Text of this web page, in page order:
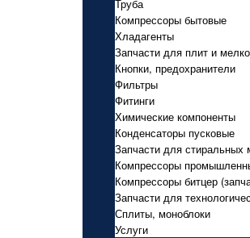
Труба
Компрессоры бытовые
Хладагенты
Запчасти для плит и
Кнопки, предохранители
Фильтры
Фитинги
Химические компоненты
Конденсаторы пусковые
Запчасти для стиральных
Компрессоры
Компрессоры битцер
Запчасти для
Сплиты, моноблоки
Услуги